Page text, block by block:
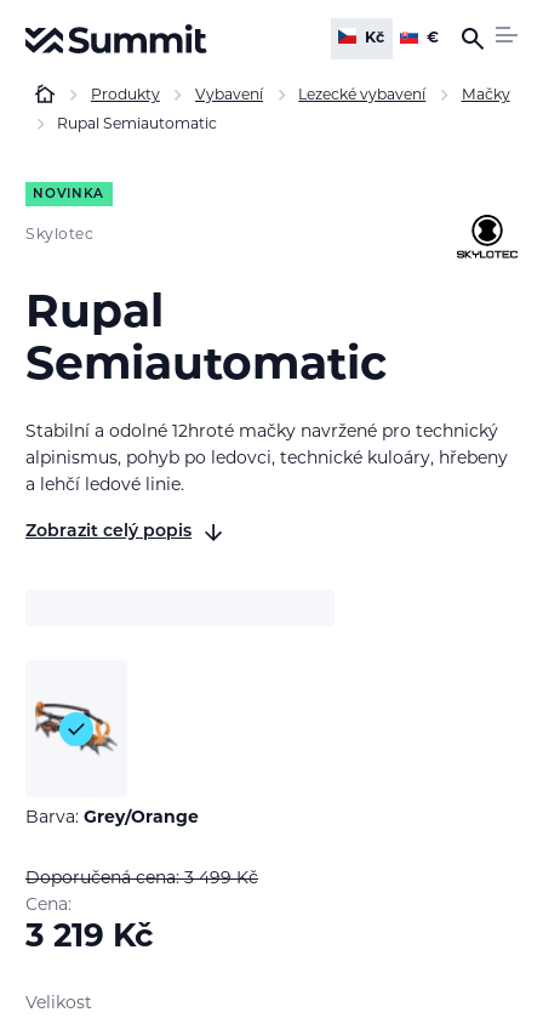
Kč €
Produkty Vybavení Lezecké vybavení
Mačky
Rupal Semiautomatic
NOVINKA
Skylotec
Rupal
Semiautomatic
Stabilní a odolné 12hroté mačky navržené pro technický
alpinismus, pohyb po ledovci, technické kuloáry, hřebeny
a lehčí ledové linie.
Zobrazit celý popis
Barva: Grey/Orange
Doporučená cena: 3 499Kč
Cena:
3 219 Kč
Velikost